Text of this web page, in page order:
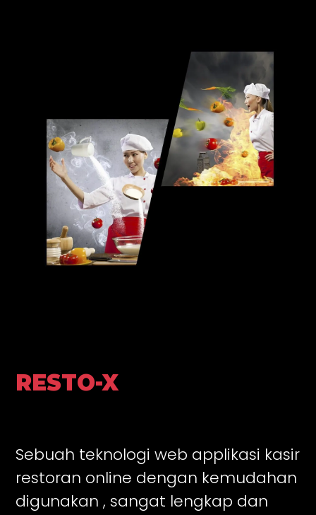
RESTO-X
Sebuah teknologi web applikasi kasir
restoran online dengan kemudahan
digunakan , sangat lengkap dan